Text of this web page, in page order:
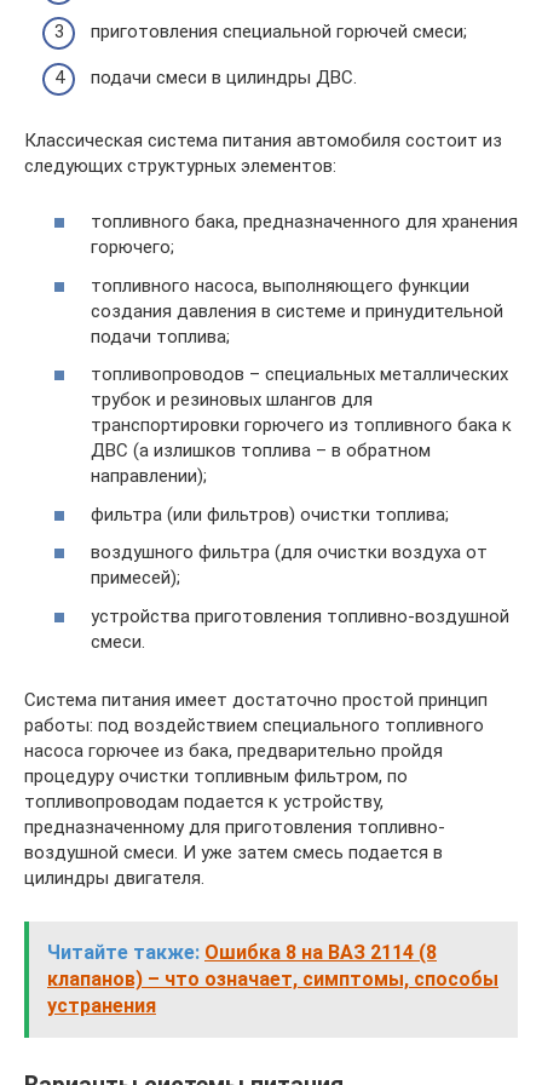
приготовления специальной горючей смеси;
подачи смеси в цилиндры ДВС.
Классическая система питания автомобиля состоит из
следующих структурных элементов:
топливного бака, предназначенного для хранения
горючего;
топливного насоса, выполняющего функции
создания давления в системе и принудительной
подачи топлива;
топливопроводов – специальных металлических
трубок и резиновых шлангов для
транспортировки горючего из топливного бака к
ДВС (а излишков топлива – в обратном
направлении);
фильтра (или фильтров) очистки топлива;
воздушного фильтра (для очистки воздуха от
примесей);
устройства приготовления топливно-воздушной
смеси.
Система питания имеет достаточно простой принцип
работы: под воздействием специального топливного
насоса горючее из бака, предварительно пройдя
процедуру очистки топливным фильтром, по
топливопроводам подается к устройству,
предназначенному для приготовления топливно-
воздушной смеси. И уже затем смесь подается в
цилиндры двигателя.
Читайте также: Ошибка 8 на ВАЗ 2114 (8
клапанов) – что означает, симптомы, способы
устранения